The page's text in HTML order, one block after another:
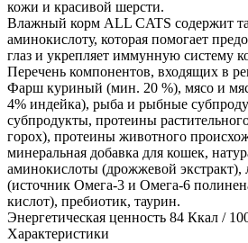
кожи и красивой шерсти.
Влажный корм ALL CATS содержит
аминокислоту, которая помогает
глаз и укрепляет иммунную систему
Перечень компонентов, входящих в
Фарш куриный (мин. 20 %), мясо и
4% индейка), рыба и рыбные
субпродукты, протеины
горох), протеины животного
минеральная добавка для кошек,
аминокислоты (дрожжевой экстракт),
(источник Омега-3 и Омега-6
кислот), пребиотик, таурин.
Энергетическая ценность 84 Ккал /
Характеристики